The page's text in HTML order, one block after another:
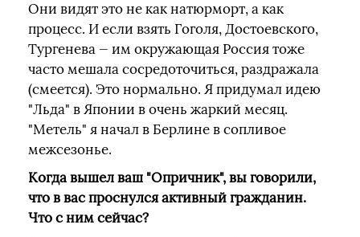
Они видят это не как натюрморт, а как
процесс. И если взять Гоголя, Достоевского,
Тургенева — им окружающая Россия тоже
часто мешала сосредоточиться, раздражала
(смеется). Это нормально. Я придумал идею
"Льда" в Японии в очень жаркий месяц.
"Метель" я начал в Берлине в сопливое
межсезонье.
Когда вышел ваш "Опричник", вы говорили,
что в вас проснулся активный гражданин.
Что с ним сейчас?